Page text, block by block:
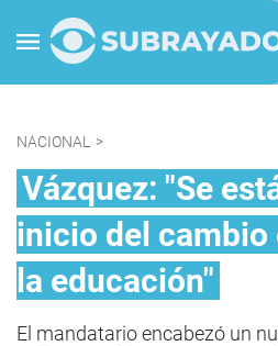
NACIONAL >
Vázquez: "Se
inicio del cambio
la educación"
El mandatario encabezó un